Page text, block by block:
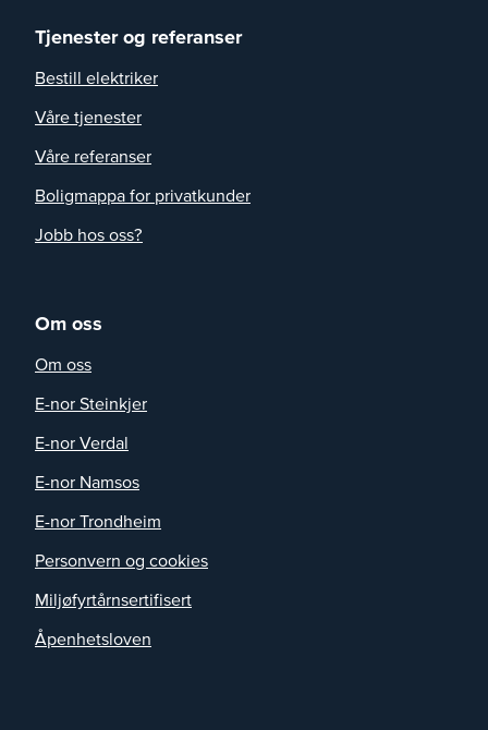
Tjenester og referanser
Bestill elektriker
Våre tjenester
Våre referanser
Boligmappa for privatkunder
Jobb hos oss?
Om oss
Om oss
E-nor Steinkjer
E-nor Verdal
E-nor Namsos
E-nor Trondheim
Personvern og cookies
Miljøfyrtårnsertifisert
Åpenhetsloven